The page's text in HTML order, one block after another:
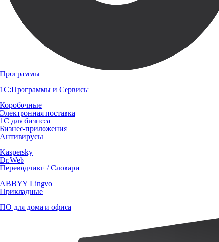
Программы
1С:Программы и Сервисы
Коробочные
Электронная поставка
1С для бизнеса
Бизнес-приложения
Антивирусы
Kaspersky
Dr.Web
Переводчики / Словари
ABBYY Lingvo
Прикладные
ПО для дома и офиса